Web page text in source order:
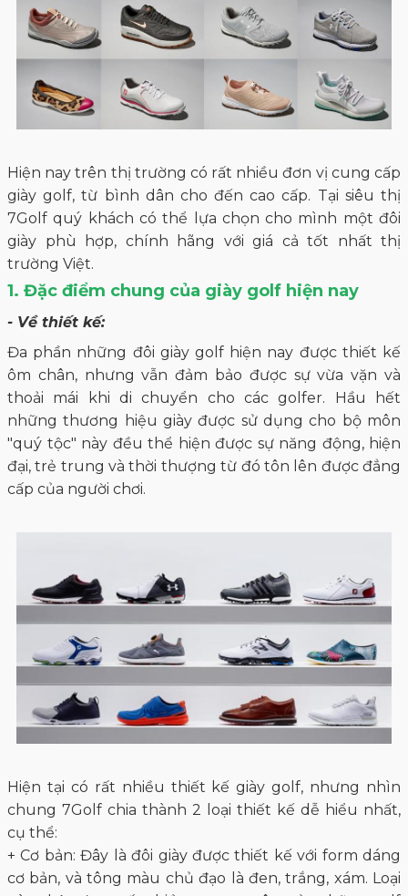
Hiện nay trên thị trường có rất nhiều đơn vị cung cấp
giày golf, từ bình dân cho đến cao cấp. Tại siêu thị
7Golf quý khách có thể lựa chọn cho mình một đôi
giày phù hợp, chính hãng với giá cả tốt nhất thị
trường Việt.
1. Đặc điểm chung của giày golf hiện nay
- Về thiết kế:
Đa phần những đôi giày golf hiện nay được thiết kế
ôm chân, nhưng vẫn đảm bảo được sự vừa vặn và
thoải mái khi di chuyển cho các golfer. Hầu hết
những thương hiệu giày được sử dụng cho bộ môn
"quý tộc" này đều thể hiện được sự năng động, hiện
đại, trẻ trung và thời thượng từ đó tôn lên được đẳng
cấp của người chơi.
Hiện tại có rất nhiều thiết kế giày golf, nhưng nhìn
chung 7Golf chia thành 2 loại thiết kế dễ hiểu nhất,
cụ thể:
+ Cơ bản: Đây là đôi giày được thiết kế với form dáng
cơ bản, và tông màu chủ đạo là đen, trắng, xám. Loại